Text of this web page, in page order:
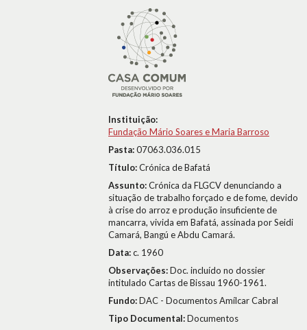
Instituição:
Fundação Mário Soares e Maria Barroso
Pasta:07063.036.015
Título:Crónica de Bafatá
Assunto:Crónica da FLGCV denunciando a
situação de trabalho forçado e de fome, devido
à crise do arroz e produção insuficiente de
mancarra, vivida em Bafatá, assinada por Seidi
Camará, Bangú e Abdu Camará.
Data:c. 1960
Observações:Doc. incluído no dossier
intitulado Cartas de Bissau 1960-1961.
Fundo:DAC - Documentos Amílcar Cabral
Tipo Documental:Documentos